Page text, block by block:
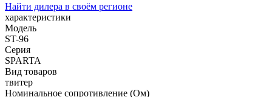
Найти дилера в своём регионе
характеристики
Модель
ST-96
Серия
SPARTA
Вид товаров
твитер
Номинальное сопротивление (Ом)